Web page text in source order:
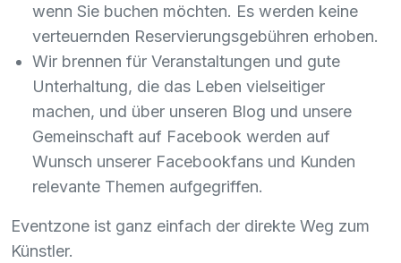
wenn Sie buchen möchten. Es werden keine
verteuernden Reservierungsgebühren erhoben.
Wir brennen für Veranstaltungen und gute
Unterhaltung, die das Leben vielseitiger
machen, und über unseren Blog und unsere
Gemeinschaft auf Facebook werden auf
Wunsch unserer Facebookfans und Kunden
relevante Themen aufgegriffen.
Eventzone ist ganz einfach der direkte Weg zum
Künstler.